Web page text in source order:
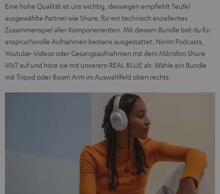
Eine hohe Qualität ist uns wichtig, deswegen empfiehlt Teufel
ausgewählte Partner wie Shure, für ein technisch exzellentes
Zusammenspiel aller Komponenenten. Mit diesem Bundle bist du für
anspruchsvolle Aufnahmen bestens ausgestattet. Nimm Podcasts,
Youtube-Videos oder Gesangsaufnahmen mit dem Mikrofon Shure
MV7 auf und höre sie mit unserem REAL BLUE ab. Wähle ein Bundle
mit Tripod oder Boom Arm im Auswahlfeld oben rechts.